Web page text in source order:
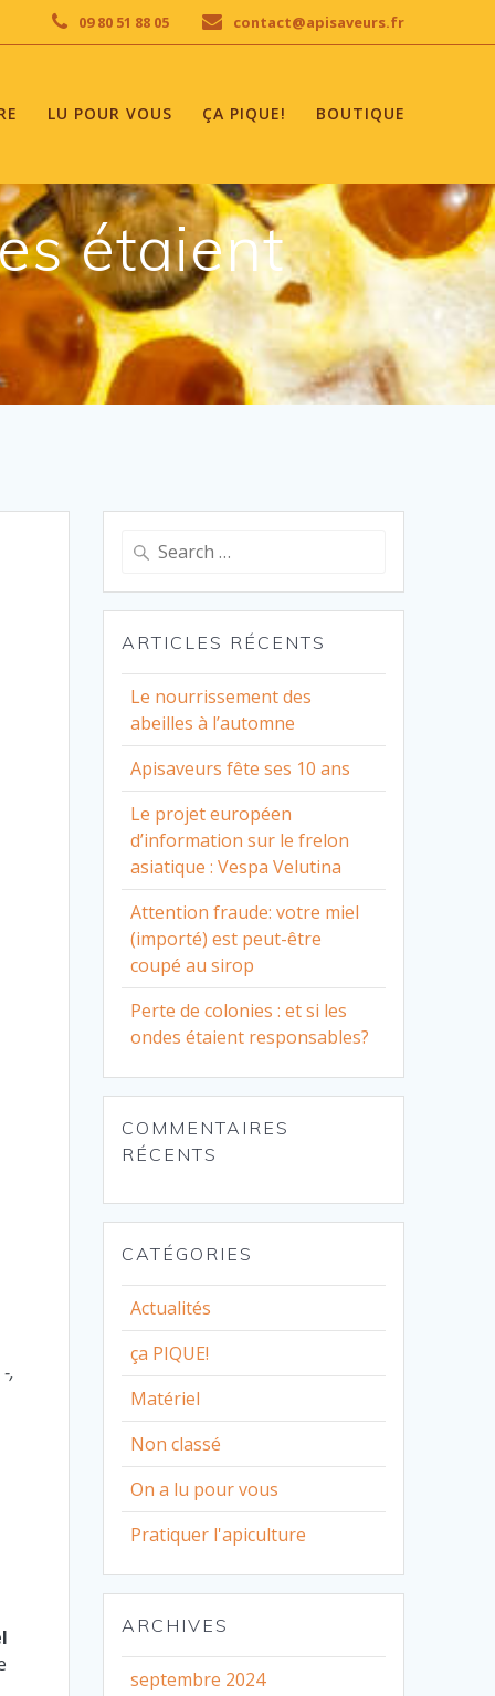
09 80 51 88 05 contact@apisaveurs.fr
LU POUR VOUS ÇA PIQUE! BOUTIQUE
étaient
,
Search
ARTICLES RÉCENTS
Le nourrissement des
abeilles à l’automne
Apisaveurs fête ses 10 ans
Le projet européen
d’information sur le frelon
asiatique : Vespa Velutina
Attention fraude: votre miel
(importé) est peut-être
coupé au sirop
Perte de colonies : et si les
ondes étaient responsables?
COMMENTAIRES
RÉCENTS
CATÉGORIES
Actualités
ça PIQUE!
Matériel
Non classé
On a lu pour vous
Pratiquer l'apiculture
ARCHIVES
septembre 2024